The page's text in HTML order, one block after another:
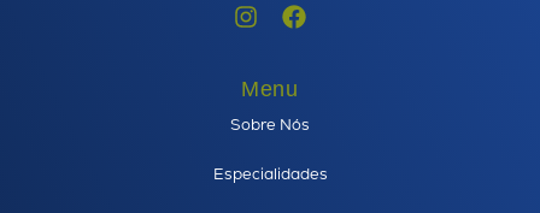
Menu
Sobre Nós
Especialidades